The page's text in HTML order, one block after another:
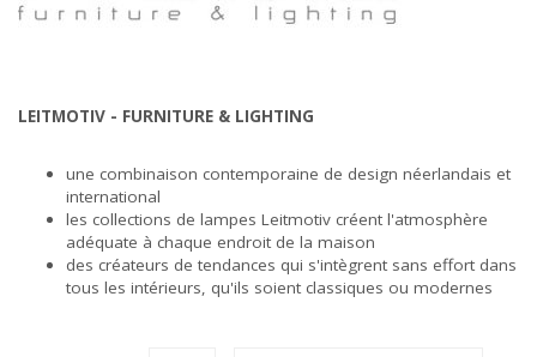
LEITMOTIV - FURNITURE & LIGHTING
une combinaison contemporaine de design néerlandais et
international
les collections de lampes Leitmotiv créent l'atmosphère
adéquate à chaque endroit de la maison
des créateurs de tendances qui s'intègrent sans effort dans
tous les intérieurs, qu'ils soient classiques ou modernes